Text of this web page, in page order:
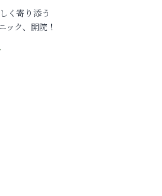
く寄り添う
ック、開院！